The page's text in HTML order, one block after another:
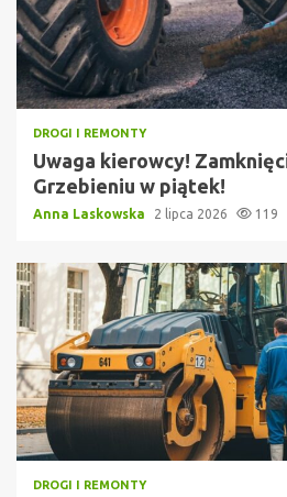
DROGI I REMONTY
Uwaga kierowcy!
Grzebieniu w piątek!
Anna Laskowska 2 lipca 2026 119
DROGI I REMONTY